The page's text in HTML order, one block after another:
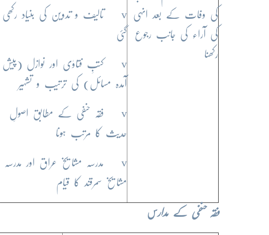
کی وفات کے بعد انہی
کی آراء کی جانب رجوع
رکھنا
v تالیف و تدوین کی بنیاد رکھی
گئی
v کتبِ فتاوٰی اور نوازل (پیش
آمدہ مسائل) کی ترتیب و تشہیر
v فقہ حنفی کے مطابق اصولِ
حدیث کا مرتب ہونا
v مدرسہ مشایخ عراق اور مدرسہ
مشایخ سمرقند کا قیام
فقہ حنفی کے مدارس